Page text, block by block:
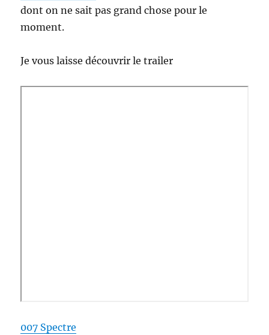
dont on ne sait pas grand chose pour le
moment.
Je vous laisse découvrir le trailer
007 Spectre